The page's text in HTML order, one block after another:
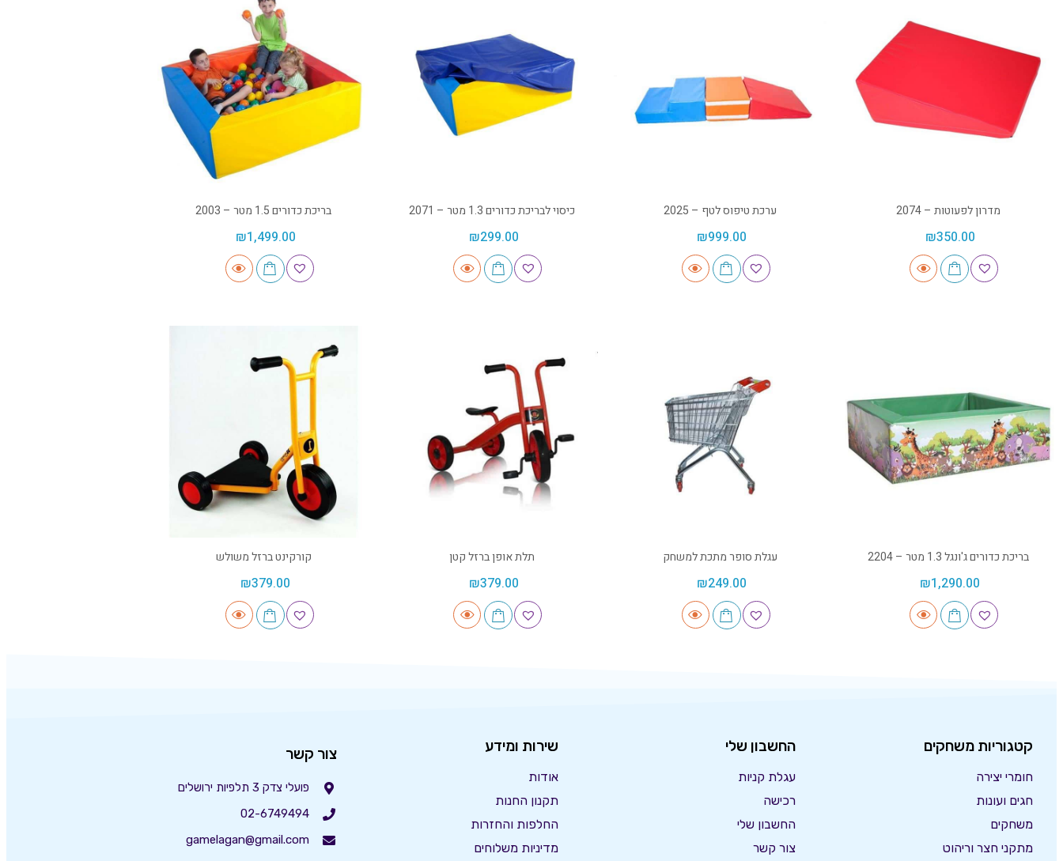
מדרון לפעוטות – 2074
₪350.00
ערכת טיפוס לטף – 2025
₪999.00
כיסוי לבריכת כדורים 1.3 מטר – 2071
₪299.00
בריכת כדורים 1.5 מטר – 2003
₪1,499.00
בריכת כדורים ג'ונגל 1.3 מטר – 2204
₪1,290.00
עגלת סופר מתכת למשחק
₪249.00
תלת אופן ברזל קטן
₪379.00
קורקינט ברזל משולש
₪379.00
קטגוריות משחקים
חומרי יצירה
חגים ועונות
משחקים
מתקני חצר וריהוט
החשבון שלי
עגלת קניות
רכישה
החשבון שלי
צור קשר
שירות ומידע
אודות
תקנון החנות
החלפות והחזרות
מדיניות משלוחים
צור קשר
פועלי צדק 3 תלפיות ירושלים
02-6749494
gamelagan@gmail.com